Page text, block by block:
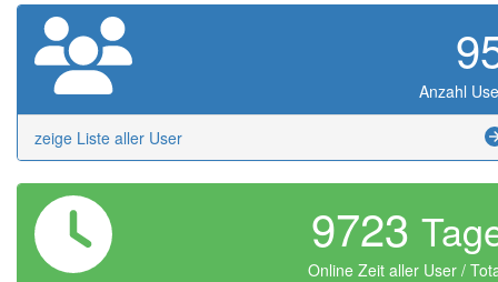
Anzahl
zeige Liste aller User
9723
Online Zeit aller User /